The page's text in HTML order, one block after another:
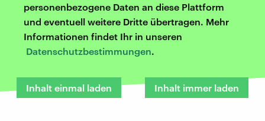
personenbezogene Daten an diese Plattform
und eventuell weitere Dritte übertragen. Mehr
Informationen findet Ihr in unseren
Datenschutzbestimmungen.
Inhalt einmal laden Inhalt immer laden